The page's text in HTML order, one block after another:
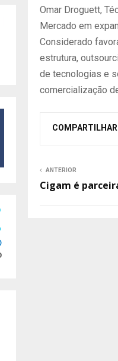
Omar Droguett,
Mercado em
Considerado
estrutura,
de tecnologias e
comercialização
COMPARTILHAR
ANTERIOR
Cigam é